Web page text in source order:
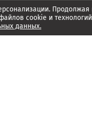
Продолжая
cookie и
данных.